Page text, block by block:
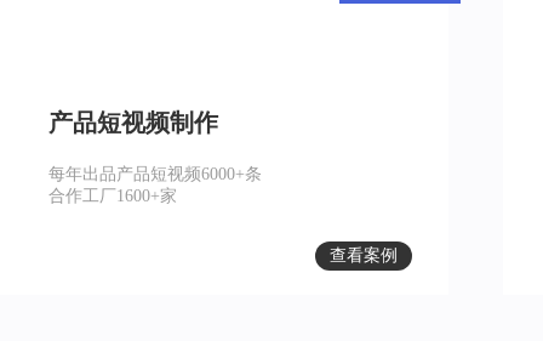
产品短视频制作
每年出品产品短视频6000+条
合作工厂1600+家
查看案例